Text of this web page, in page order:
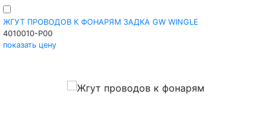
ЖГУТ ПРОВОДОВ К ФОНАРЯМ ЗАДКА GW WINGLE
4010010-P00
показать цену